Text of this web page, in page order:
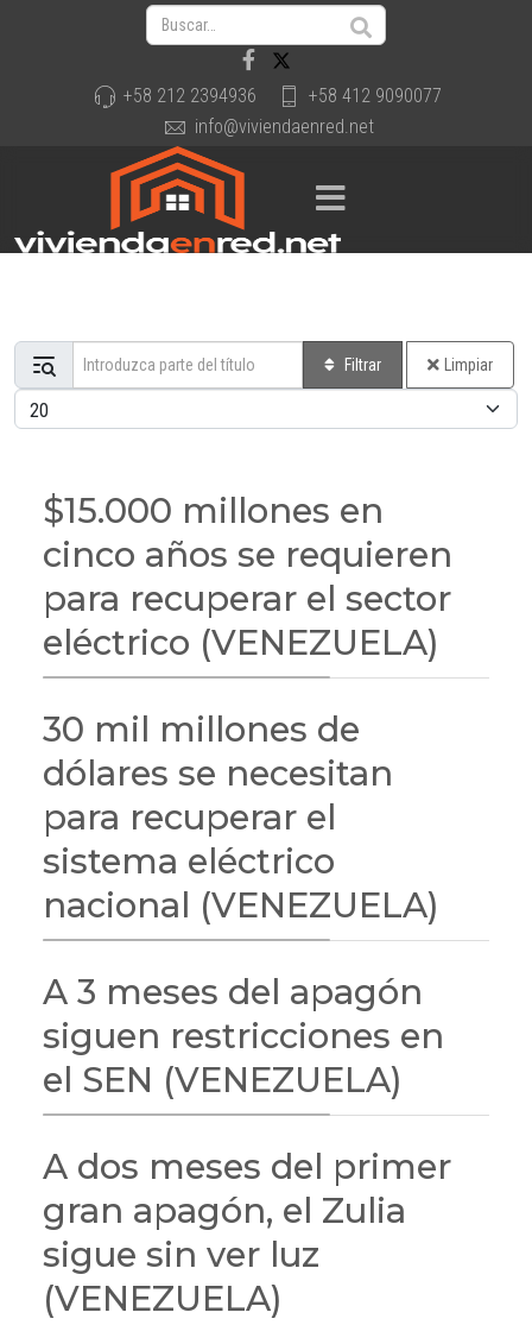
+58 212 2394936
+58 412 9090077
info@viviendaenred.net
Introduzca parte del título Filtrar Limpiar
Cantidad a mostrar
$15.000 millones en
cinco años se requieren
para recuperar el sector
eléctrico (VENEZUELA)
30 mil millones de
dólares se necesitan
para recuperar el
sistema eléctrico
nacional (VENEZUELA)
A 3 meses del apagón
siguen restricciones en
el SEN (VENEZUELA)
A dos meses del primer
gran apagón, el Zulia
sigue sin ver luz
(VENEZUELA)